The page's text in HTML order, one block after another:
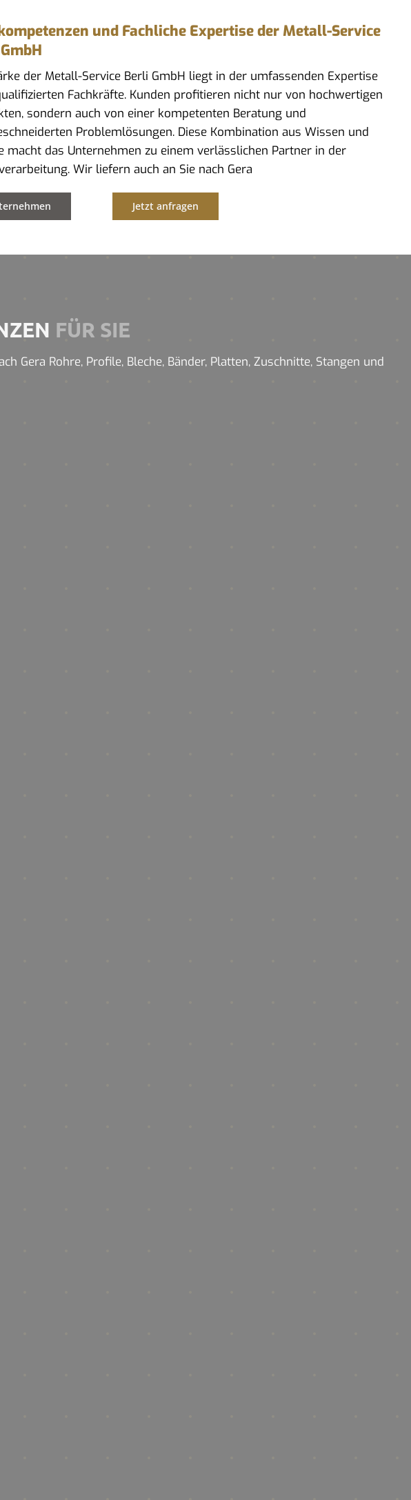
und Fachliche Expertise der Metall-Service
der Metall-Service Berli GmbH liegt in der umfassenden Expertise
Fachkräfte. Kunden profitieren nicht nur von hochwertigen
sondern auch von einer kompetenten Beratung und
Problemlösungen. Diese Kombination aus Wissen und
macht das Unternehmen zu einem verlässlichen Partner in der
Wir liefern auch an Sie nach Gera
Jetzt anfragen
FÜR SIE
Gera Rohre, Profile, Bleche, Bänder, Platten, Zuschnitte, Stangen und